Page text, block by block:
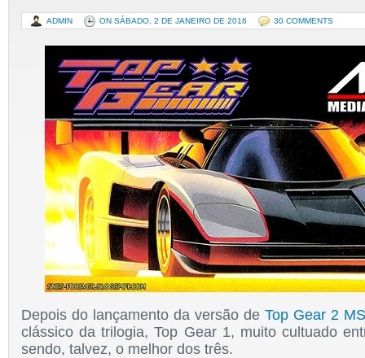
ADMIN ON SÁBADO, 2 DE JANEIRO DE 2016 30 COMMENTS
Depois do lançamento da versão de Top Gear 2
clássico da trilogia, Top Gear 1, muito cultuado
sendo, talvez, o melhor dos três.